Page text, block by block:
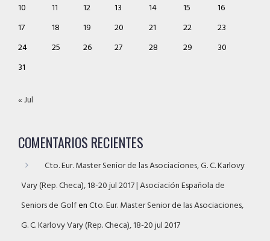
10
11 12 13 14 15
16
17
18 19 20 21 22
23
24
25 26 27 28 29
30
31
« Jul
COMENTARIOS RECIENTES
Cto. Eur. Master Senior de las Asociaciones, G. C. Karlovy
Vary (Rep. Checa), 18-20 jul 2017 | Asociación Española de
Seniors de GolfenCto. Eur. Master Senior de las Asociaciones,
G. C. Karlovy Vary (Rep. Checa), 18-20 jul 2017